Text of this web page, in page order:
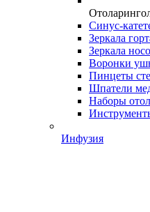
Синус-
Зеркала
Зеркала
Воронки
Пинцеты
Шпатели
Наборы
Инфузия